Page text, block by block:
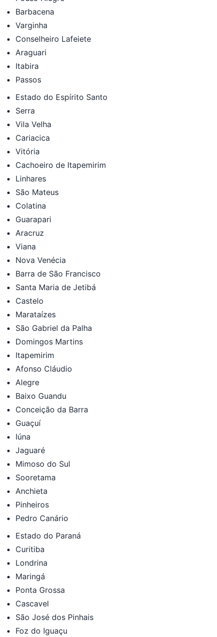
Barbacena
Varginha
Conselheiro Lafeiete
Araguari
Itabira
Passos
Estado do Espírito Santo
Serra
Vila Velha
Cariacica
Vitória
Cachoeiro de Itapemirim
Linhares
São Mateus
Colatina
Guarapari
Aracruz
Viana
Nova Venécia
Barra de São Francisco
Santa Maria de Jetibá
Castelo
Marataízes
São Gabriel da Palha
Domingos Martins
Itapemirim
Afonso Cláudio
Alegre
Baixo Guandu
Conceição da Barra
Guaçuí
Iúna
Jaguaré
Mimoso do Sul
Sooretama
Anchieta
Pinheiros
Pedro Canário
Estado do Paraná
Curitiba
Londrina
Maringá
Ponta Grossa
Cascavel
São José dos Pinhais
Foz do Iguaçu